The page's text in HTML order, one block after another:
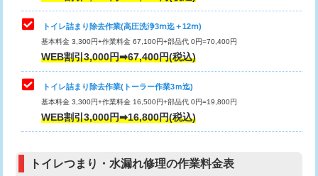
トイレ詰まり除去作業(高圧洗浄3ⅿ迄＋12ⅿ)
基本料金 3,300円+作業料金 67,100円+部品代 0円=70,400円
WEB割引3,000円➡67,400円(税込)
トイレ詰まり除去作業(トーラー作業3ｍ迄)
基本料金 3,300円+作業料金 16,500円+部品代 0円=19,800円
WEB割引3,000円➡16,800円(税込)
トイレつまり・水漏れ修理の作業料金表